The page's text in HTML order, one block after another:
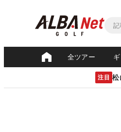
全ツアー
注目 松